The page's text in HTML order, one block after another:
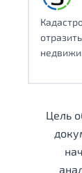
Цель